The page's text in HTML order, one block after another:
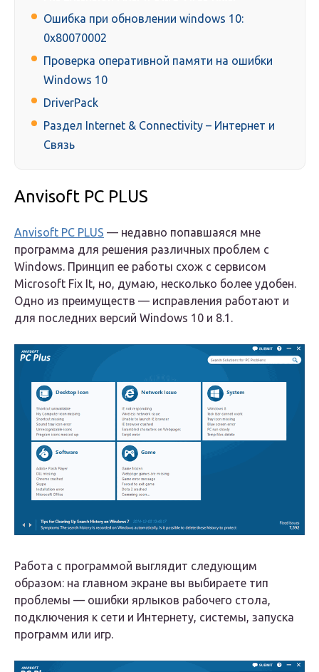
Ошибка при обновлении windows 10:
0x80070002
Проверка оперативной памяти на ошибки
Windows 10
DriverPack
Раздел Internet & Connectivity – Интернет и
Связь
Anvisoft PC PLUS
Anvisoft PC PLUS — недавно попавшаяся мне
программа для решения различных проблем с
Windows. Принцип ее работы схож с сервисом
Microsoft Fix It, но, думаю, несколько более удобен.
Одно из преимуществ — исправления работают и
для последних версий Windows 10 и 8.1.
Работа с программой выглядит следующим
образом: на главном экране вы выбираете тип
проблемы — ошибки ярлыков рабочего стола,
подключения к сети и Интернету, системы, запуска
программ или игр.